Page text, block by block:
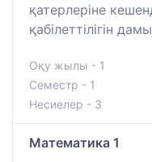
қатерлеріне
қабілеттілігін
Оқу жылы - 1
Семестр - 1
Несиелер - 3
Математика 1